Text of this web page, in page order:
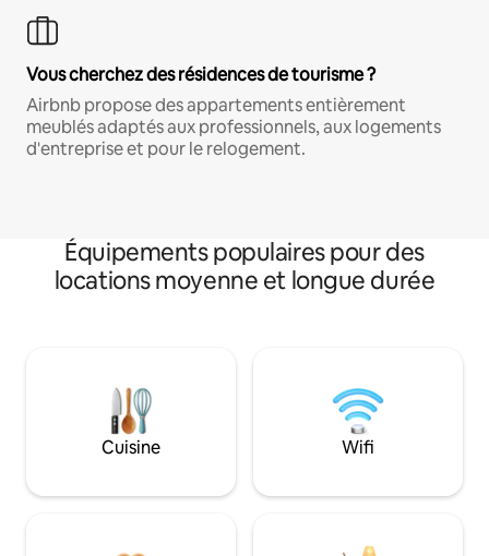
Vous cherchez des résidences de tourisme ?
Airbnb propose des appartements entièrement
meublés adaptés aux professionnels, aux logements
d'entreprise et pour le relogement.
Équipements populaires pour des
locations moyenne et longue durée
Cuisine Wifi